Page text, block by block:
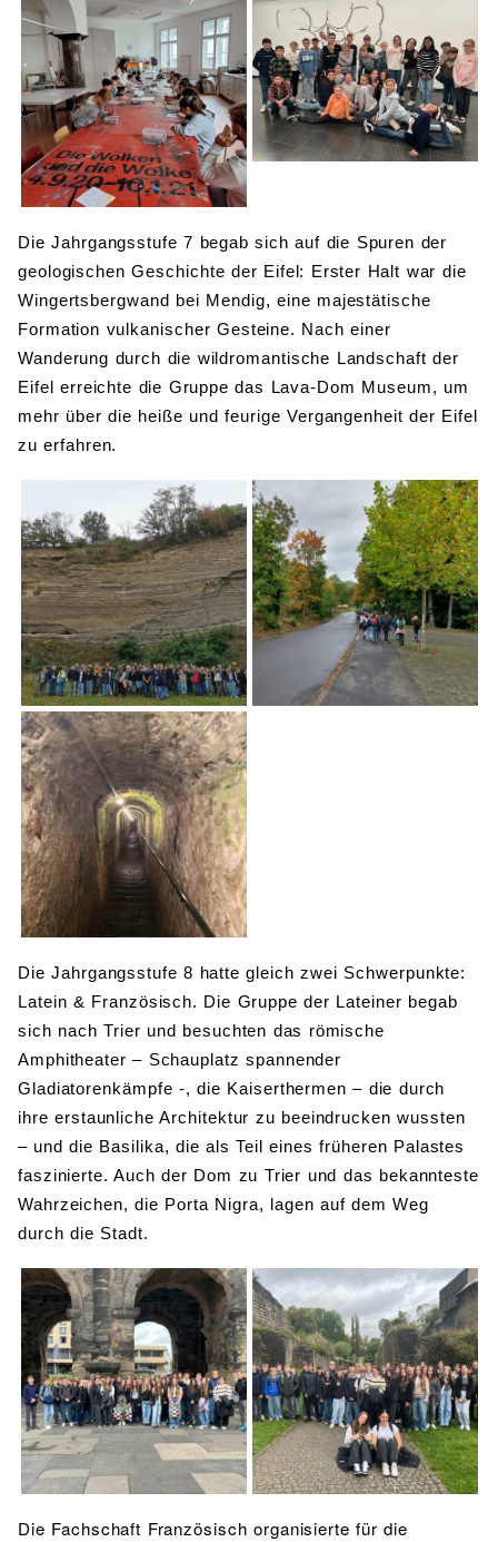
Die Jahrgangsstufe 7 begab sich auf die Spuren der
geologischen Geschichte der Eifel: Erster Halt war die
Wingertsbergwand bei Mendig, eine majestätische
Formation vulkanischer Gesteine. Nach einer
Wanderung durch die wildromantische Landschaft der
Eifel erreichte die Gruppe das Lava-Dom Museum, um
mehr über die heiße und feurige Vergangenheit der Eifel
zu erfahren.
Die Jahrgangsstufe 8 hatte gleich zwei Schwerpunkte:
Latein & Französisch. Die Gruppe der Lateiner begab
sich nach Trier und besuchten das römische
Amphitheater – Schauplatz spannender
Gladiatorenkämpfe -, die Kaiserthermen – die durch
ihre erstaunliche Architektur zu beeindrucken wussten
– und die Basilika, die als Teil eines früheren Palastes
faszinierte. Auch der Dom zu Trier und das bekannteste
Wahrzeichen, die Porta Nigra, lagen auf dem Weg
durch die Stadt.
Die Fachschaft Französisch organisierte für die